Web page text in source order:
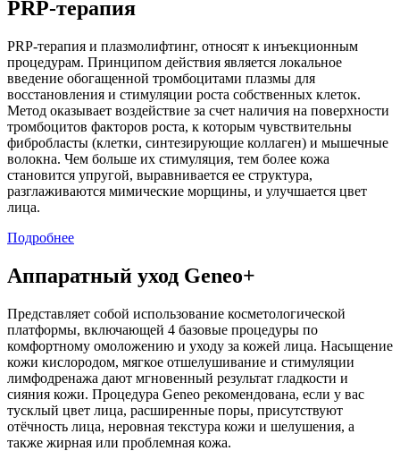
PRP-терапия
PRP-терапия и плазмолифтинг, относят к инъекционным
процедурам. Принципом действия является локальное
введение обогащенной тромбоцитами плазмы для
восстановления и стимуляции роста собственных клеток.
Метод оказывает воздействие за счет наличия на поверхности
тромбоцитов факторов роста, к которым чувствительны
фибробласты (клетки, синтезирующие коллаген) и мышечные
волокна. Чем больше их стимуляция, тем более кожа
становится упругой, выравнивается ее структура,
разглаживаются мимические морщины, и улучшается цвет
лица.
Подробнее
Аппаратный уход Geneo+
Представляет собой использование косметологической
платформы, включающей 4 базовые процедуры по
комфортному омоложению и уходу за кожей лица. Насыщение
кожи кислородом, мягкое отшелушивание и стимуляции
лимфодренажа дают мгновенный результат гладкости и
сияния кожи. Процедура Geneo рекомендована, если у вас
тусклый цвет лица, расширенные поры, присутствуют
отёчность лица, неровная текстура кожи и шелушения, а
также жирная или проблемная кожа.